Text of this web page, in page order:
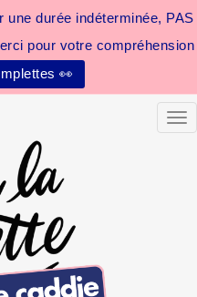
une durée indéterminée, PAS
pour votre compréhension
👀